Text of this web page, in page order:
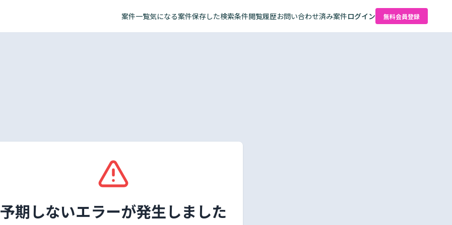
案件一覧気になる案件保存した検索条件閲覧履歴お問い合わせ済み案件ログイン 無料会員登録
予期しないエラーが発生しました